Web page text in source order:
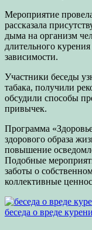
Мероприятие
рассказала
дыма на организм
длительного
зависимости.
Участники беседы
табака, получили
обсудили способы
привычек.
Программа
здорового образа
повышение
Подобные
заботы о
коллективные
беседа о вреде